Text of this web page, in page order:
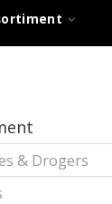
& Drogers